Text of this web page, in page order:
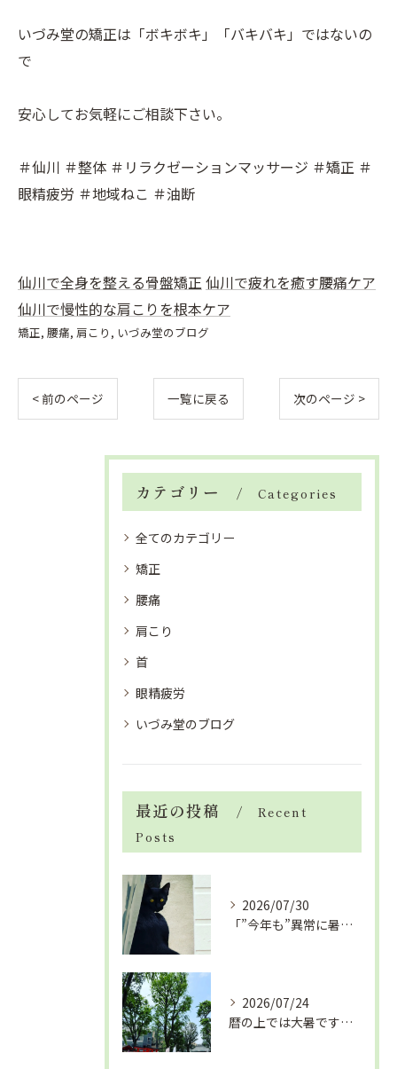
いづみ堂の矯正は「ボキボキ」「バキバキ」ではないの
で
安心してお気軽にご相談下さい。
＃仙川 ＃整体 ＃リラクゼーションマッサージ ＃矯正 ＃
眼精疲労 ＃地域ねこ ＃油断
仙川で全身を整える骨盤矯正 仙川で疲れを癒す腰痛ケア
仙川で慢性的な肩こりを根本ケア
矯正 腰痛 肩こり いづみ堂のブログ
< 前のページ 一覧に戻る 次のページ >
カテゴリー Categories
全てのカテゴリー
矯正
腰痛
肩こり
首
眼精疲労
いづみ堂のブログ
最近の投稿
Recent
Posts
2026/07/30
「”今年も”異常に暑い夏」酷暑+冷房＝夏風邪、腰痛、ひざの痛...
2026/07/24
暦の上では大暑です！腰痛や肩こりから来る頭痛